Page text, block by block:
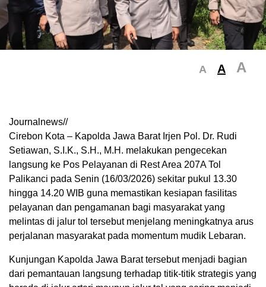
A A A
Journalnews//
Cirebon Kota – Kapolda Jawa Barat Irjen Pol. Dr. Rudi
Setiawan, S.I.K., S.H., M.H. melakukan pengecekan
langsung ke Pos Pelayanan di Rest Area 207A Tol
Palikanci pada Senin (16/03/2026) sekitar pukul 13.30
hingga 14.20 WIB guna memastikan kesiapan fasilitas
pelayanan dan pengamanan bagi masyarakat yang
melintas di jalur tol tersebut menjelang meningkatnya arus
perjalanan masyarakat pada momentum mudik Lebaran.
Kunjungan Kapolda Jawa Barat tersebut menjadi bagian
dari pemantauan langsung terhadap titik-titik strategis yang